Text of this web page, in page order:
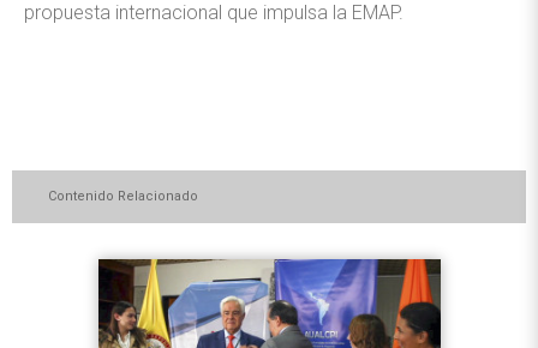
propuesta internacional que impulsa la EMAP.
Contenido Relacionado